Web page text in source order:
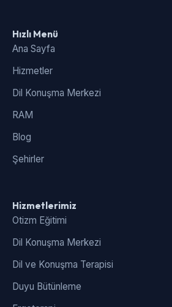
Hızlı Menü
Ana Sayfa
Hizmetler
Dil Konuşma Merkezi
RAM
Blog
Şehirler
Hizmetlerimiz
Otizm Eğitimi
Dil Konuşma Merkezi
Dil ve Konuşma Terapisi
Duyu Bütünleme